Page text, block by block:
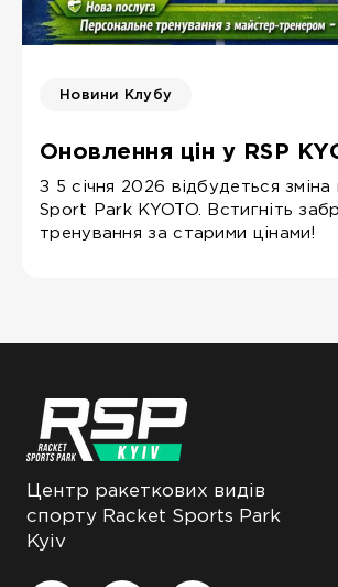
Новини Клубу
Оновлення цін у RSP
З 5 січня 2026 відбудеться зміна
Sport Park KYOTO. Встигніть
тренування за старими цінами!
Центр ракеткових видів
спорту Racket Sports Park
Kyiv